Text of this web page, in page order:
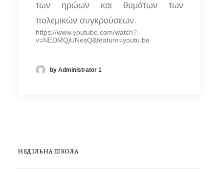
των ηρώων και θυμάτων των
πολεμικών συγκρούσεων.
https://www.youtube.com/watch?
v=NEDMQjUNesQ&feature=youtu.be
by Administrator 1
НЕДІЛЬНА ШКОЛА